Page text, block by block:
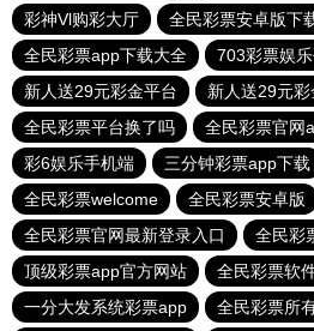
彩神Vl购彩大厅
全民彩票安卓版下
全民彩票app下载大全
703彩票娱
新人送29元彩金平台
新人送29元彩
全民彩票平台换了吗
全民彩票官网
彩6娱乐手机端
三分钟彩票app下载
全民彩票welcome
全民彩票安卓版
全民彩票官网最新登录入口
全民彩
顶级彩票app官方网站
全民彩票软
一分大发系统彩票app
全民彩票所